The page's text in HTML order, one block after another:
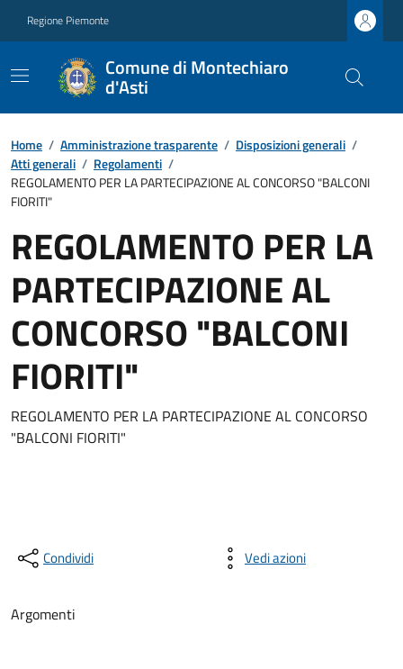
Regione Piemonte
Comune di Montechiaro
d'Asti
Home / Amministrazione trasparente / Disposizioni generali /
Atti generali / Regolamenti /
REGOLAMENTO PER LA PARTECIPAZIONE AL CONCORSO "BALCONI
FIORITI"
REGOLAMENTO PER LA
PARTECIPAZIONE AL
CONCORSO "BALCONI
FIORITI"
REGOLAMENTO PER LA PARTECIPAZIONE AL CONCORSO
"BALCONI FIORITI"
Condividi Vedi azioni
Argomenti